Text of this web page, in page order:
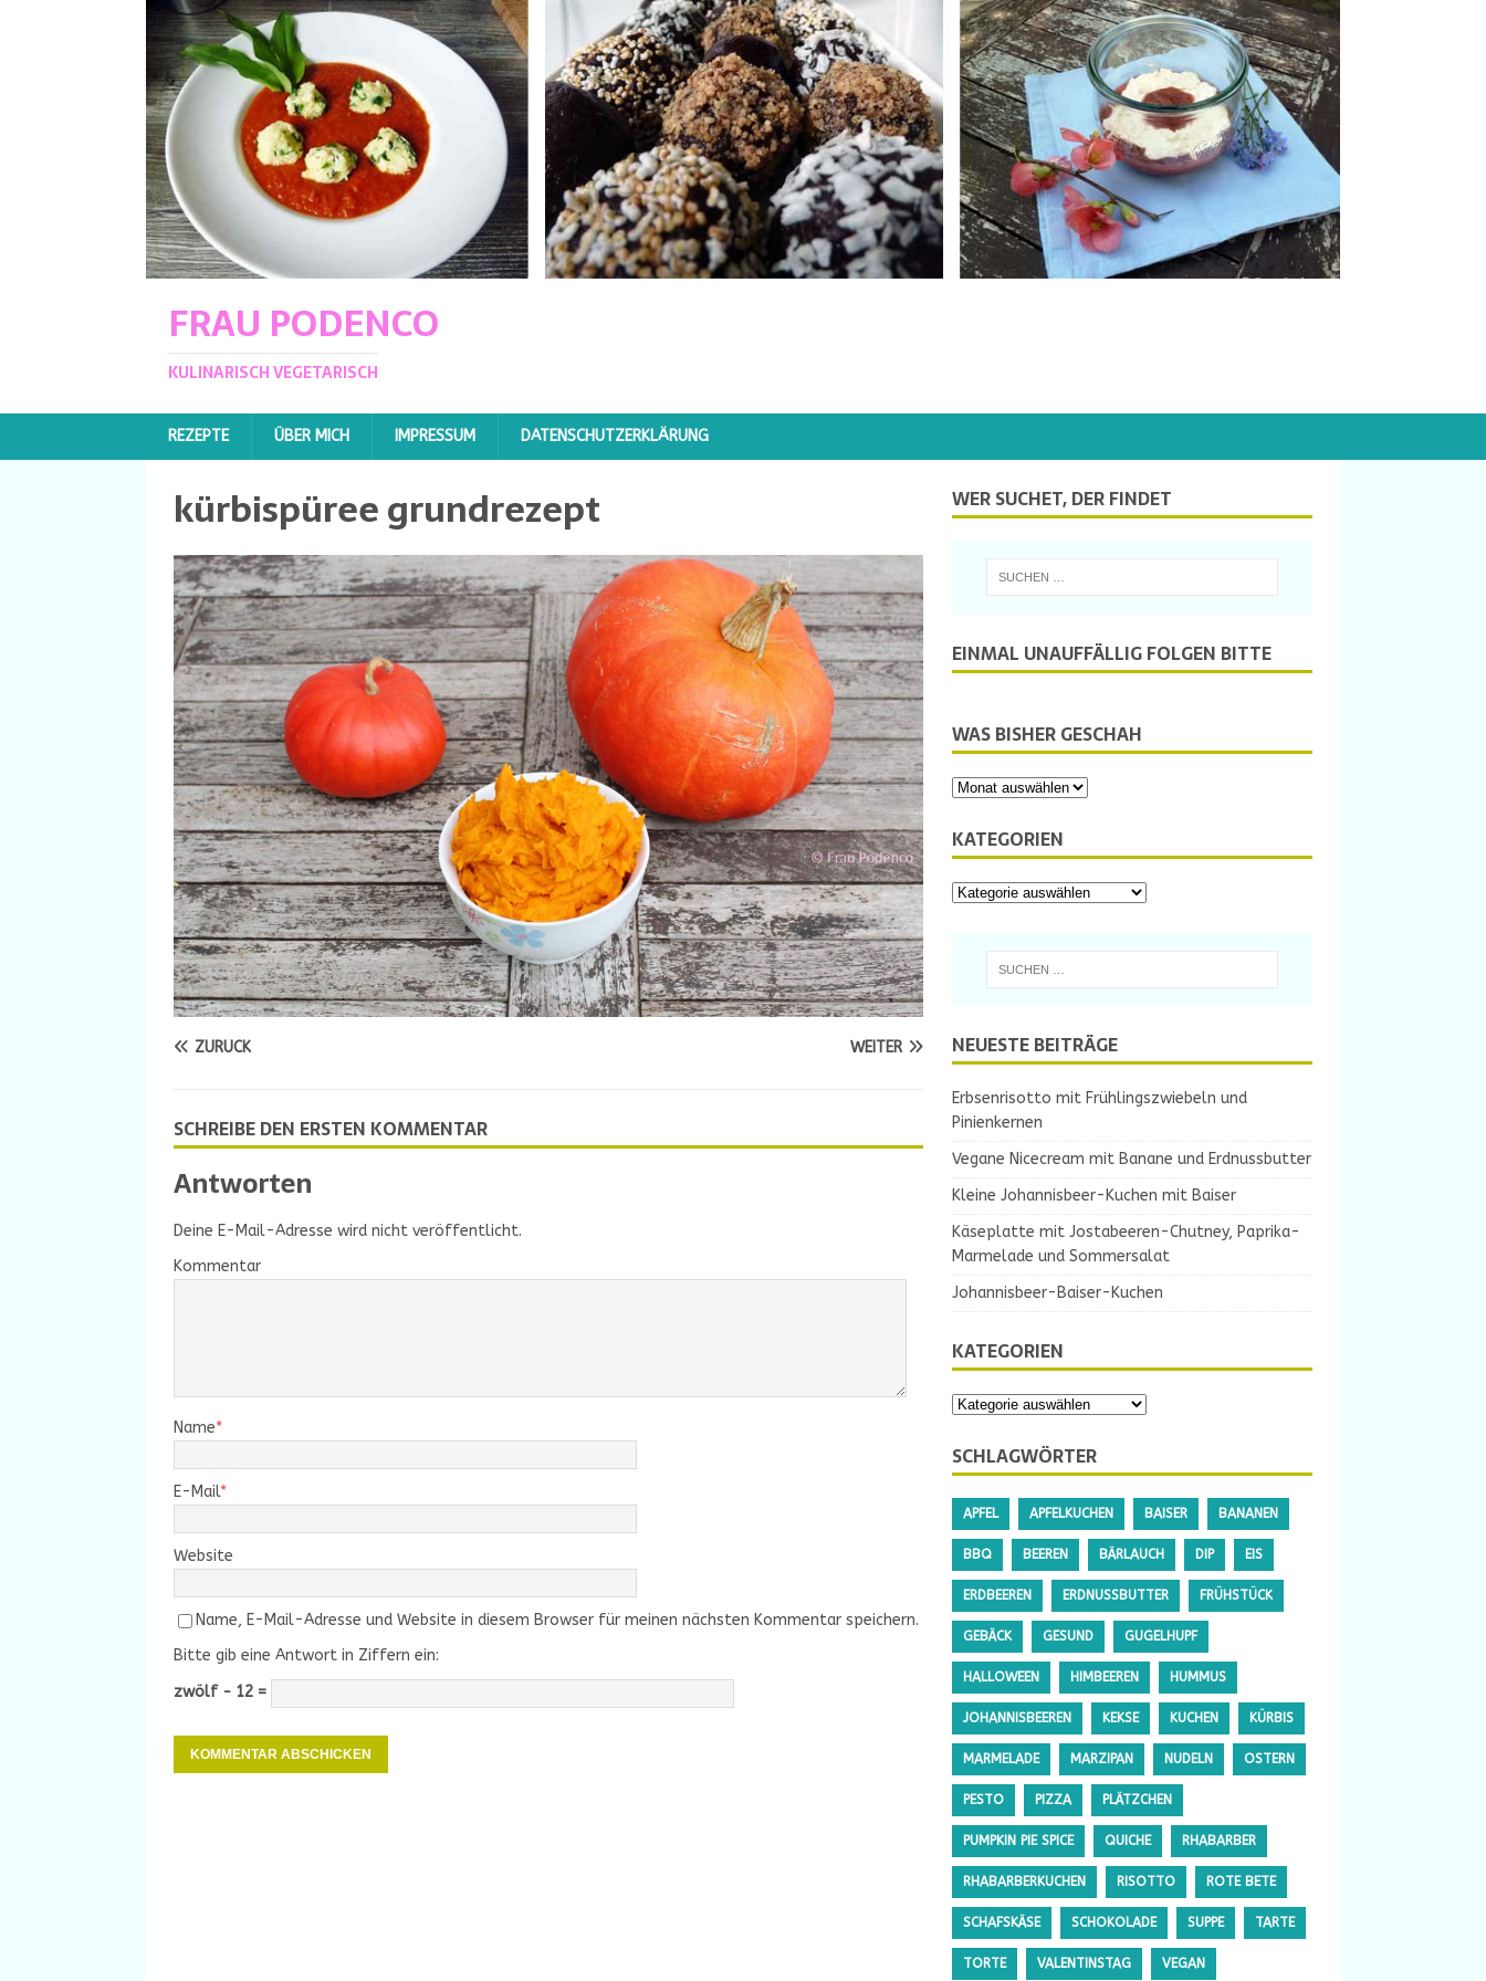
FRAU PODENCO
KULINARISCH VEGETARISCH
REZEPTE ÜBER MICH IMPRESSUM DATENSCHUTZERKLÄRUNG
kürbispüree grundrezept
ZURÜCK WEITER
SCHREIBE DEN ERSTEN KOMMENTAR
Antworten
Deine E-Mail-Adresse wird nicht veröffentlicht.
Kommentar
Name*
E-Mail*
Website
Name, E-Mail-Adresse und Website in diesem Browser für meinen nächsten Kommentar speichern.
Bitte gib eine Antwort in Ziffern ein:
zwölf − 12 =
WER SUCHET, DER FINDET
EINMAL UNAUFFÄLLIG FOLGEN BITTE
WAS BISHER GESCHAH
KATEGORIEN
NEUESTE BEITRÄGE
Erbsenrisotto mit Frühlingszwiebeln und
Pinienkernen
Vegane Nicecream mit Banane und Erdnussbutter
Kleine Johannisbeer-Kuchen mit Baiser
Käseplatte mit Jostabeeren-Chutney, Paprika-
Marmelade und Sommersalat
Johannisbeer-Baiser-Kuchen
KATEGORIEN
SCHLAGWÖRTER
APFEL APFELKUCHEN BAISER BANANEN
BBQ BEEREN BÄRLAUCH DIP EIS
ERDBEEREN ERDNUSSBUTTER FRÜHSTÜCK
GEBÄCK GESUND GUGELHUPF
HALLOWEEN HIMBEEREN HUMMUS
JOHANNISBEEREN KEKSE KUCHEN KÜRBIS
MARMELADE MARZIPAN NUDELN OSTERN
PESTO PIZZA PLÄTZCHEN
PUMPKIN PIE SPICE QUICHE RHABARBER
RHABARBERKUCHEN RISOTTO ROTE BETE
SCHAFSKÄSE SCHOKOLADE SUPPE TARTE
TORTE VALENTINSTAG VEGAN